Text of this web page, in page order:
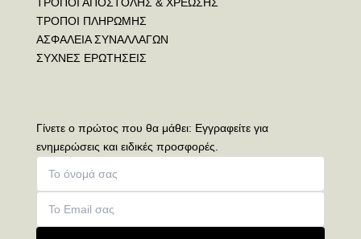
ΤΡΟΠΟΙ ΑΠΟΣΤΟΛΗΣ & ΧΡΕΩΣΗΣ
ΤΡΟΠΟΙ ΠΛΗΡΩΜΗΣ
ΑΣΦΑΛΕΙΑ ΣΥΝΑΛΛΑΓΩΝ
ΣΥΧΝΕΣ ΕΡΩΤΗΣΕΙΣ
Γίνετε ο πρώτος που θα μάθει: Εγγραφείτε για
ενημερώσεις και ειδικές προσφορές.